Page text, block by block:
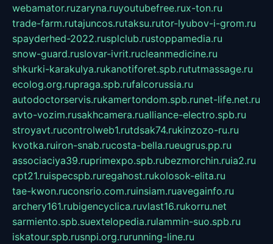
webamator.ruzaryna.ruyoutubefree.rux-ton.ru
trade-farm.rutajuncos.rutaksu.rutor-lyubov-i-grom.ru
spayderhed-2022.rusplclub.rustoppamedia.ru
snow-guard.ruslovar-ivrit.rucleanmedicine.ru
shkurki-karakulya.rukanotiforet.spb.rututmassage.ru
ecolog.org.rupraga.spb.rufalcorussia.ru
autodoctorservis.rukamertondom.spb.runet-life.net.ru
avto-vozim.rusakhcamera.rualliance-electro.spb.ru
stroyavt.rucontrolweb1.rutdsak74.rukinzozo-ru.ru
kvotka.ruiron-snab.rucosta-bella.rueugrus.pp.ru
associaciya39.ruprimexpo.spb.rubezmorchin.ruia2.ru
cpt21.ruispecspb.ruregahost.rukolosok-elita.ru
tae-kwon.ruconsrio.com.ruinsiam.ruavegainfo.ru
archery161.rubigencyclica.ruvlast16.rukorru.net
sarmiento.spb.suextelopedia.rulammin-suo.spb.ru
iskatour.spb.rusnpi.org.rurunning-line.ru